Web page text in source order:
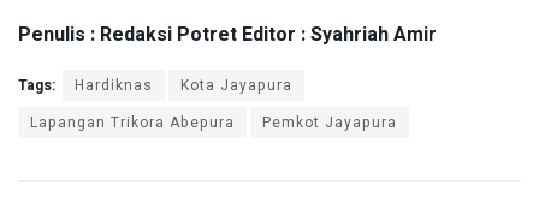
Penulis : Redaksi Potret Editor : Syahriah Amir
Tags: Hardiknas
Kota Jayapura
Lapangan Trikora Abepura
Pemkot Jayapura